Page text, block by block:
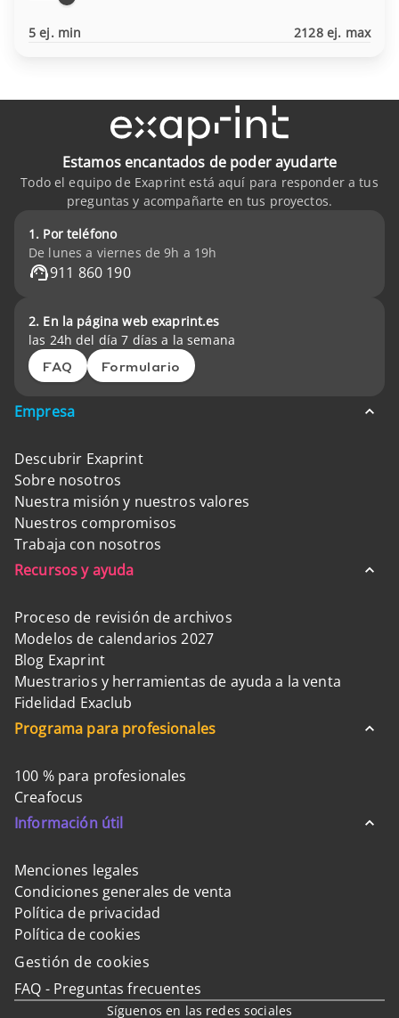
5 ej. min 2128 ej. max
Estamos encantados de poder ayudarte
Todo el equipo de Exaprint está aquí para responder a tus
preguntas y acompañarte en tus proyectos.
1. Por teléfono
De lunes a viernes de 9h a 19h
911 860 190
2. En la página web exaprint.es
las 24h del día 7 días a la semana
FAQ Formulario
Empresa
Descubrir Exaprint
Sobre nosotros
Nuestra misión y nuestros valores
Nuestros compromisos
Trabaja con nosotros
Recursos y ayuda
Proceso de revisión de archivos
Modelos de calendarios 2027
Blog Exaprint
Muestrarios y herramientas de ayuda a la venta
Fidelidad Exaclub
Programa para profesionales
100 % para profesionales
Creafocus
Información útil
Menciones legales
Condiciones generales de venta
Política de privacidad
Política de cookies
Gestión de cookies
FAQ - Preguntas frecuentes
Síguenos en las redes sociales